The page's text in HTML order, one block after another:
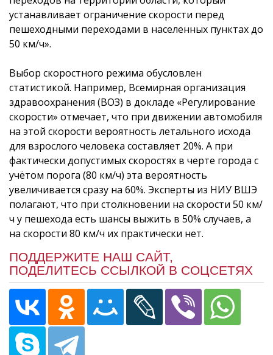
устанавливает ограничение скорости перед
пешеходными переходами в населенных пунктах до
50 км/ч».
Выбор скоростного режима обусловлен
статистикой. Например, Всемирная организация
здравоохранения (ВОЗ) в докладе «Регулирование
скорости» отмечает, что при движении автомобиля
на этой скорости вероятность летального исхода
для взрослого человека составляет 20%. А при
фактически допустимых скоростях в черте города с
учётом порога (80 км/ч) эта вероятность
увеличивается сразу на 60%. Эксперты из НИУ ВШЭ
полагают, что при столкновении на скорости 50 км/
ч у пешехода есть шансы выжить в 50% случаев, а
на скорости 80 км/ч их практически нет.
ПОДДЕРЖИТЕ НАШ САЙТ,
ПОДЕЛИТЕСЬ ССЫЛКОЙ В СОЦСЕТЯХ